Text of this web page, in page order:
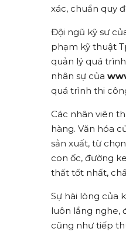
xác, chuẩn quy
Đội ngũ kỹ sư
phạm kỹ thuật
quản lý quá
nhân sự của
quá trình thi
Các nhân viên
hàng. Văn hóa
sản xuất, từ
con ốc, đường
thất tốt nhất,
Sự hài lòng của
luôn lắng nghe,
cũng như tiếp